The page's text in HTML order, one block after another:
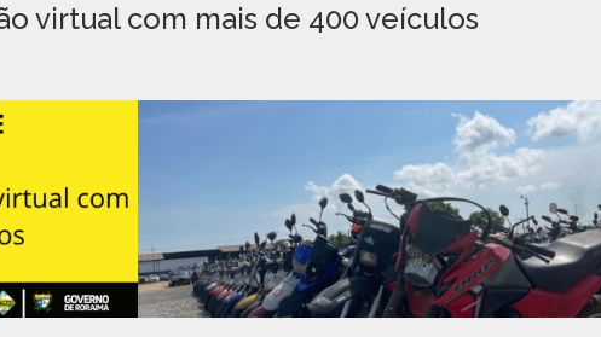
virtual com mais de 400 veículos